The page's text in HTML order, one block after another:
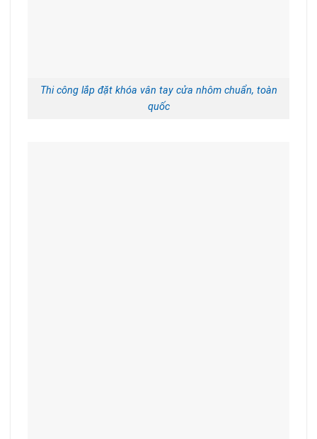
Thi công lắp đặt khóa vân tay cửa nhôm chuẩn, toàn
quốc